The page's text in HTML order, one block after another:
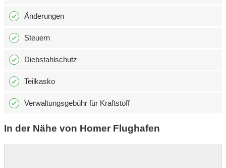
Änderungen
Steuern
Diebstahlschutz
Teilkasko
Verwaltungsgebühr für Kraftstoff
In der Nähe von Homer Flughafen